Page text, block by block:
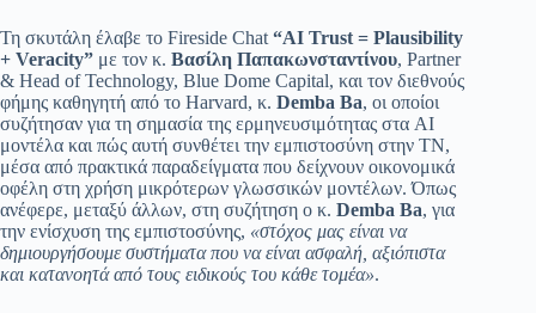
Τη σκυτάλη έλαβε το Fireside Chat “AI Trust = Plausibility
+ Veracity” με τον κ. Βασίλη Παπακωνσταντίνου, Partner
& Head of Technology, Blue Dome Capital, και τον διεθνούς
φήμης καθηγητή από το Harvard, κ. Demba Ba, οι οποίοι
συζήτησαν για τη σημασία της ερμηνευσιμότητας στα AI
μοντέλα και πώς αυτή συνθέτει την εμπιστοσύνη στην ΤΝ,
μέσα από πρακτικά παραδείγματα που δείχνουν οικονομικά
οφέλη στη χρήση μικρότερων γλωσσικών μοντέλων. Όπως
ανέφερε, μεταξύ άλλων, στη συζήτηση ο κ. Demba Ba, για
την ενίσχυση της εμπιστοσύνης, «στόχος μας είναι να
δημιουργήσουμε συστήματα που να είναι ασφαλή, αξιόπιστα
και κατανοητά από τους ειδικούς του κάθε τομέα».